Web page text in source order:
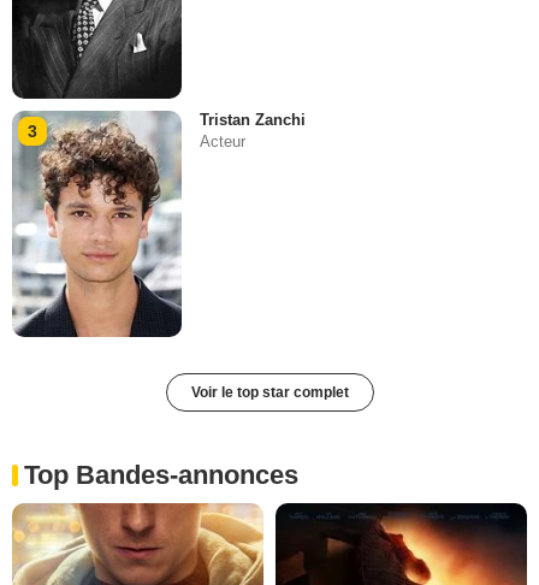
3
Tristan Zanchi
Acteur
Voir le top star complet
Top Bandes-annonces